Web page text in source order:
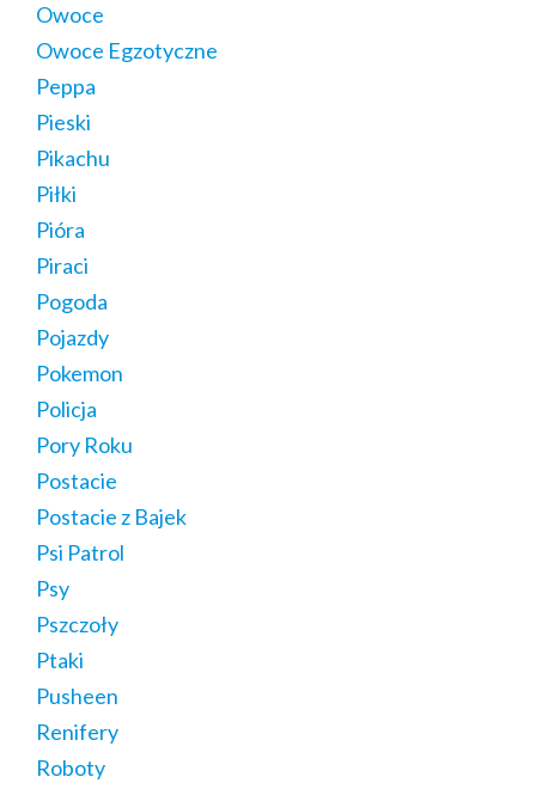
Owoce
Owoce Egzotyczne
Peppa
Pieski
Pikachu
Piłki
Pióra
Piraci
Pogoda
Pojazdy
Pokemon
Policja
Pory Roku
Postacie
Postacie z Bajek
Psi Patrol
Psy
Pszczoły
Ptaki
Pusheen
Renifery
Roboty